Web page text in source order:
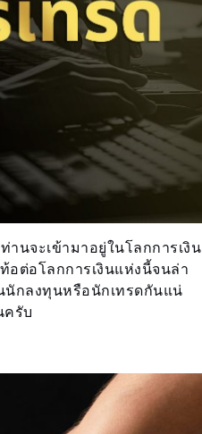
นจะเข้ามาอยู่ในโลกการเงิน
อต่อโลกการเงินแห่งนี้จนล่า
นักลงทุนหรือนักเทรดกันแน่
ครับ